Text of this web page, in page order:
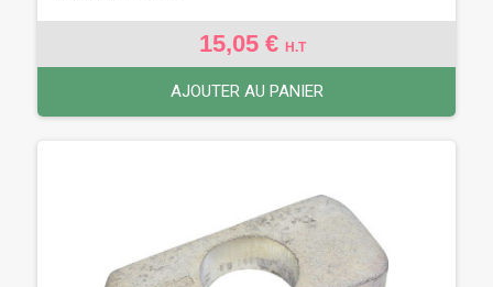
15,05 € H.T
AJOUTER AU PANIER